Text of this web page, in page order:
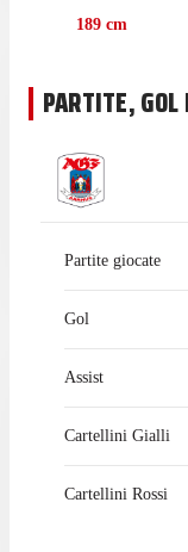
189 cm
PARTITE,
Partite giocate
Gol
Assist
Cartellini Gialli
Cartellini Rossi